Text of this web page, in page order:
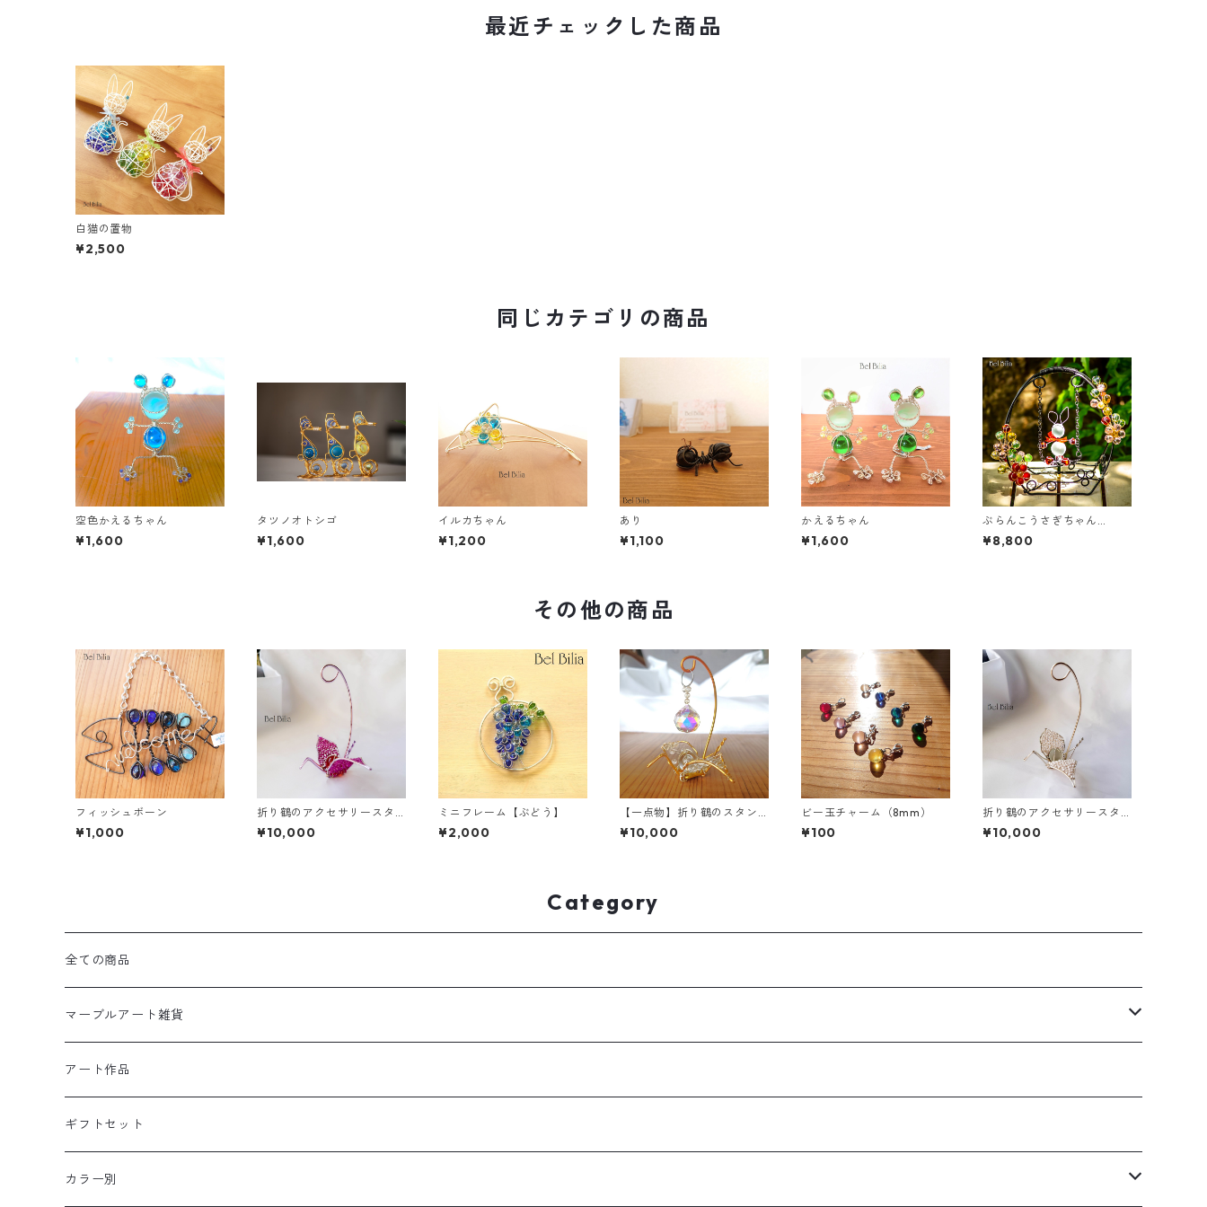
最近チェックした商品
白猫の置物
¥2,500
同じカテゴリの商品
空色かえるちゃん
¥1,600
タツノオトシゴ
¥1,600
イルカちゃん
¥1,200
あり
¥1,100
かえるちゃん
¥1,600
ぶらんこうさぎちゃん
（大）
¥8,800
その他の商品
フィッシュボーン
¥1,000
折り鶴のアクセサリースタ
ンド【ルビー】
¥10,000
ミニフレーム【ぶどう】
¥2,000
【一点物】折り鶴のスタン
ドサンキャッチャー【水晶×
シトリン】
¥10,000
ビー玉チャーム（8mm）
¥100
折り鶴のアクセサリースタ
ンド【淡水真珠】
¥10,000
Category
全ての商品
マーブルアート雑貨
置物
ドール
フレーム
壁掛け
リース
アクセサリー・小物
アート作品
ギフトセット
カラー別